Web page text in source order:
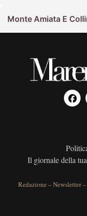
Monte Amiata E
Il giornale della
Redazione –Newsletter–